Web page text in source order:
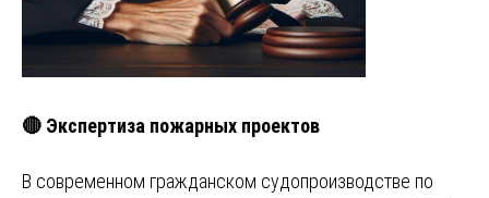
🔴 Экспертиза пожарных проектов
В современном гражданском судопроизводстве по